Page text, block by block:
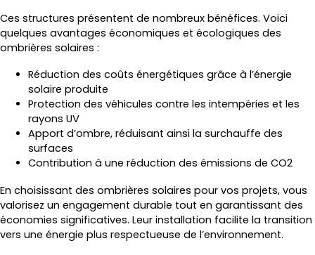
Ces structures présentent de nombreux bénéfices. Voici
quelques avantages économiques et écologiques des
ombrières solaires :
Réduction des coûts énergétiques grâce à l’énergie
solaire produite
Protection des véhicules contre les intempéries et les
rayons UV
Apport d’ombre, réduisant ainsi la surchauffe des
surfaces
Contribution à une réduction des émissions de CO2
En choisissant des ombrières solaires pour vos projets, vous
valorisez un engagement durable tout en garantissant des
économies significatives. Leur installation facilite la transition
vers une énergie plus respectueuse de l’environnement.